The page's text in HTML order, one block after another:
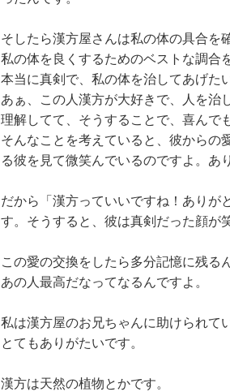
そしたら漢方屋さんは私の体の具合を
私の体を良くするためのベストな調合
本当に真剣で、私の体を治してあげた
あぁ、この人漢方が大好きで、人を治
理解してて、そうすることで、喜んで
そんなことを考えていると、彼からの
る彼を見て微笑んでいるのですよ。あ
だから「漢方っていいですね！ありが
す。そうすると、彼は真剣だった顔が
この愛の交換をしたら多分記憶に残る
あの人最高だなってなるんですよ。
私は漢方屋のお兄ちゃんに助けられて
とてもありがたいです。
漢方は天然の植物とかです。